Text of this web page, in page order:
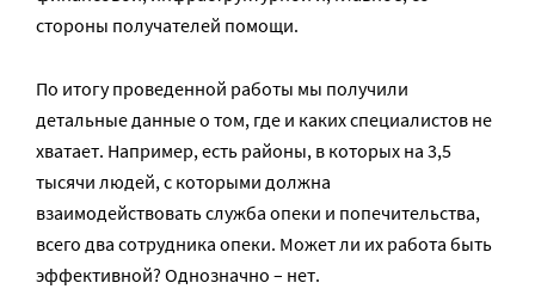
стороны получателей помощи.
По итогу проведенной работы мы получили
детальные данные о том, где и каких специалистов не
хватает. Например, есть районы, в которых на 3,5
тысячи людей, с которыми должна
взаимодействовать служба опеки и попечительства,
всего два сотрудника опеки. Может ли их работа быть
эффективной? Однозначно – нет.